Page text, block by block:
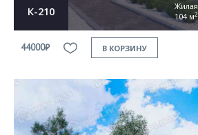
К-210
Жилая
104 м2
44000₽ В КОРЗИНУ